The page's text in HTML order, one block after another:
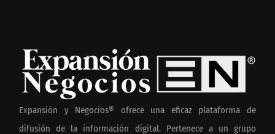
Expansión y Negocios® ofrece una eficaz plataforma de
difusión de la información digital. Pertenece a un grupo